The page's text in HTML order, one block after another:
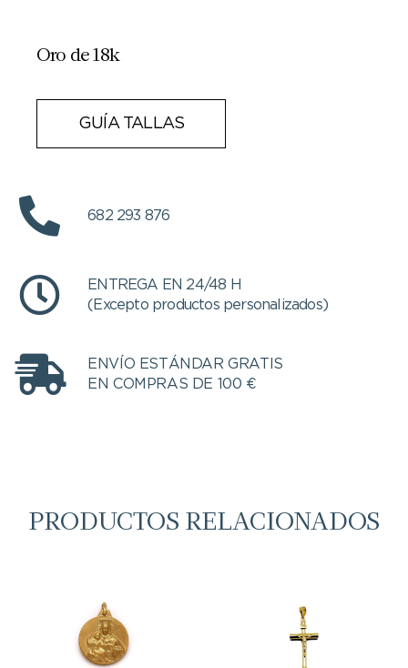
Oro de 18k
GUÍA TALLAS
682 293 876
ENTREGA EN 24/48 H
(Excepto productos personalizados)
ENVÍO ESTÁNDAR GRATIS
EN COMPRAS DE 100 €
PRODUCTOS RELACIONADOS